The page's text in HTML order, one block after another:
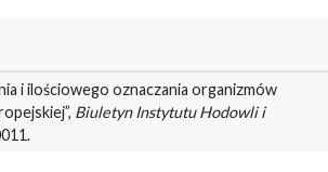
i ilościowego oznaczania organizmów
Biuletyn Instytutu Hodowli i